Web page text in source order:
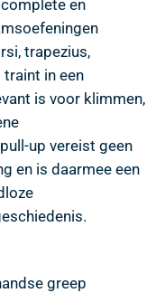
en
trapezius,
in een
is voor klimmen,
up vereist geen
en is daarmee een
greep